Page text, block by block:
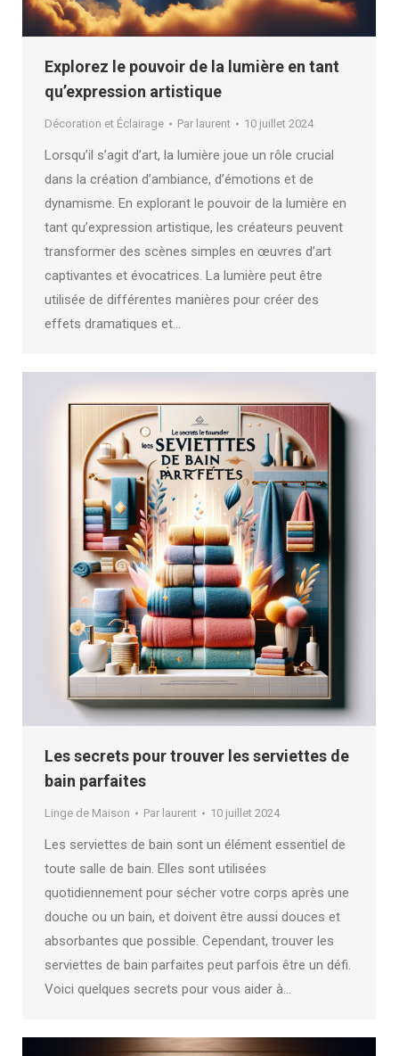
Explorez le pouvoir de la lumière en tant
qu’expression artistique
Décoration et Éclairage Par laurent 10 juillet 2024
Lorsqu’il s’agit d’art, la lumière joue un rôle crucial
dans la création d’ambiance, d’émotions et de
dynamisme. En explorant le pouvoir de la lumière en
tant qu’expression artistique, les créateurs peuvent
transformer des scènes simples en œuvres d’art
captivantes et évocatrices. La lumière peut être
utilisée de différentes manières pour créer des
effets dramatiques et…
Les secrets pour trouver les serviettes de
bain parfaites
Linge de Maison Par laurent 10 juillet 2024
Les serviettes de bain sont un élément essentiel de
toute salle de bain. Elles sont utilisées
quotidiennement pour sécher votre corps après une
douche ou un bain, et doivent être aussi douces et
absorbantes que possible. Cependant, trouver les
serviettes de bain parfaites peut parfois être un défi.
Voici quelques secrets pour vous aider à…